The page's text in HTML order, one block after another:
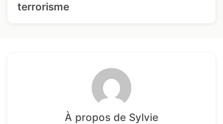
terrorisme
À propos de Sylvie